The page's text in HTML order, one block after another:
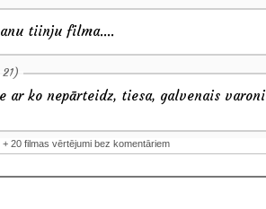
tiinju filma....
ar ko nepārteidz, tiesa, galvenais
+ 20 filmas vērtējumi bez komentāriem